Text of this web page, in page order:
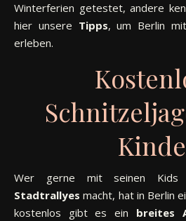
Winterferien getestet, andere
hier unsere Tipps, um Berlin
erleben.
Wer gerne mit seinen Kids
Stadtrallyes macht, hat in Berlin
kostenlos gibt es ein breites